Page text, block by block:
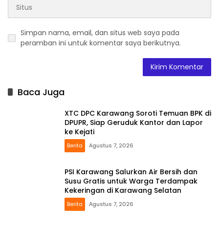
Simpan nama, email, dan situs web saya pada
peramban ini untuk komentar saya berikutnya.
Baca Juga
XTC DPC Karawang Soroti Temuan BPK di
DPUPR, Siap Geruduk Kantor dan Lapor
ke Kejati
Berita Agustus 7, 2026
PSI Karawang Salurkan Air Bersih dan
Susu Gratis untuk Warga Terdampak
Kekeringan di Karawang Selatan
Berita Agustus 7, 2026